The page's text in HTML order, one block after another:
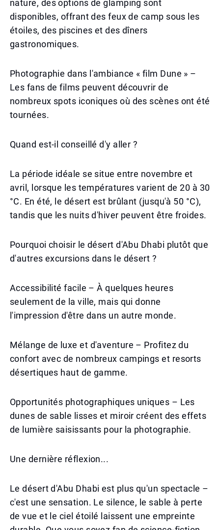
nature, des options de glamping sont
disponibles, offrant des feux de camp sous les
étoiles, des piscines et des dîners
gastronomiques.
Photographie dans l'ambiance « film Dune » –
Les fans de films peuvent découvrir de
nombreux spots iconiques où des scènes ont été
tournées.
Quand est-il conseillé d'y aller ?
La période idéale se situe entre novembre et
avril, lorsque les températures varient de 20 à 30
°C. En été, le désert est brûlant (jusqu'à 50 °C),
tandis que les nuits d'hiver peuvent être froides.
Pourquoi choisir le désert d'Abu Dhabi plutôt que
d'autres excursions dans le désert ?
Accessibilité facile – À quelques heures
seulement de la ville, mais qui donne
l'impression d'être dans un autre monde.
Mélange de luxe et d'aventure – Profitez du
confort avec de nombreux campings et resorts
désertiques haut de gamme.
Opportunités photographiques uniques – Les
dunes de sable lisses et miroir créent des effets
de lumière saisissants pour la photographie.
Une dernière réflexion...
Le désert d'Abu Dhabi est plus qu'un spectacle –
c'est une sensation. Le silence, le sable à perte
de vue et le ciel étoilé laissent une empreinte